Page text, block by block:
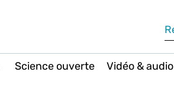
Science ouverte Vidéo & audio